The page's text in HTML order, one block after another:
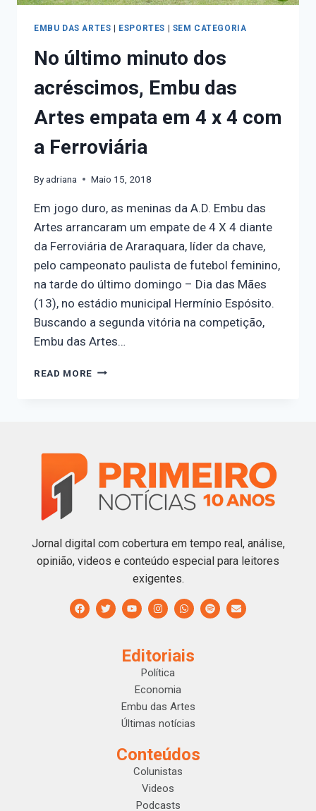
EMBU DAS ARTES ESPORTES SEM CATEGORIA
No último minuto dos
acréscimos, Embu das
Artes empata em 4 x 4 com
a Ferroviária
Byadriana Maio 15, 2018
Em jogo duro, as meninas da A.D. Embu das
Artes arrancaram um empate de 4 X 4 diante
da Ferroviária de Araraquara, líder da chave,
pelo campeonato paulista de futebol feminino,
na tarde do último domingo – Dia das Mães
(13), no estádio municipal Hermínio Espósito.
Buscando a segunda vitória na competição,
Embu das Artes…
READ MORE
Jornal digital com cobertura em tempo real, análise,
opinião, videos e conteúdo especial para leitores
exigentes.
Editoriais
Política
Economia
Embu das Artes
Últimas notícias
Conteúdos
Colunistas
Videos
Podcasts